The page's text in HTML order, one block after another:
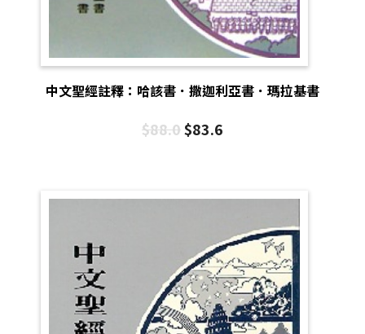
中文聖經註釋：哈該書．撒迦利亞書．瑪拉基書
$88.0$83.6